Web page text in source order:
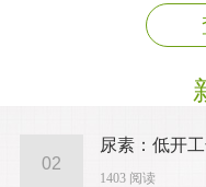
02
1403 阅读